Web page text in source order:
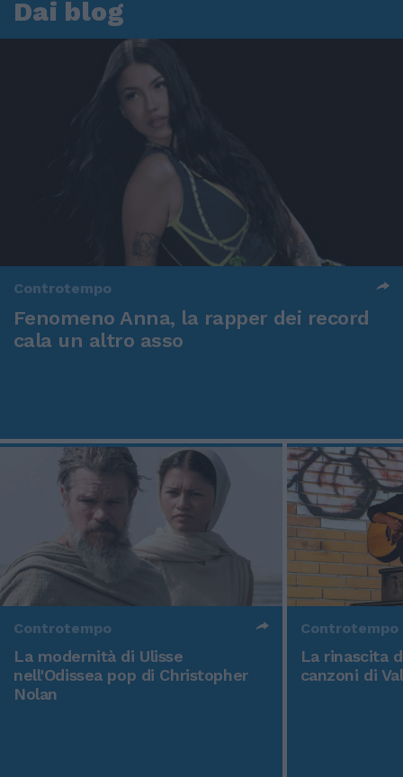
Dai blog
Controtempo
Fenomeno Anna, la rapper dei record
cala un altro asso
Controtempo
La modernità di Ulisse
nell'Odissea pop di Christopher
Nolan
Controtempo
La rinascita
canzoni di